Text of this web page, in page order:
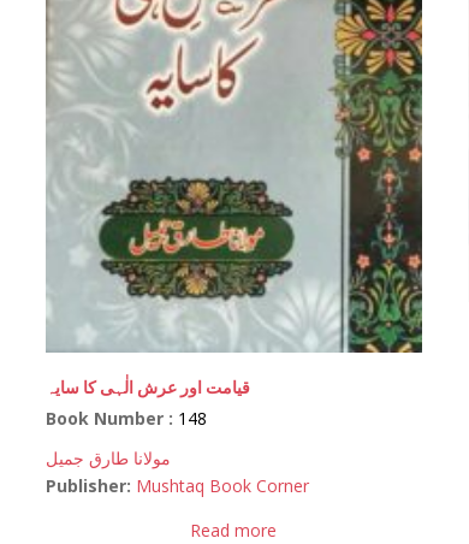
قیامت اور عرش الٰہی کا سایہ
Book Number : 148
مولانا طارق جمیل
Publisher: Mushtaq Book Corner
Read more